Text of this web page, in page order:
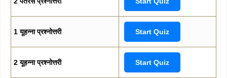
1 यूहन्ना प्रश्नोत्तरी Start Quiz
2 यूहन्ना प्रश्नोत्तरी Start Quiz